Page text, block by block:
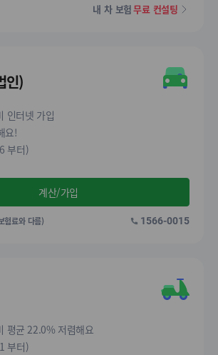
내 차 보험무료 컨설팅
인)
인터넷 가입
요!
부터)
계산/가입
험료와 다름) 1566-0015
평균 22.0% 저렴해요
부터)